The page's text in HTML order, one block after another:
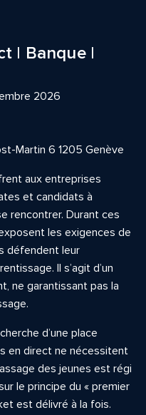
| Banque |
2026
Martin 6 1205 Genève
aux entreprises
et candidats à
rencontrer. Durant ces
les exigences de
défendent leur
Il s’agit d’un
ne garantissant pas la
d’une place
en direct ne nécessitent
des jeunes est régi
le principe du « premier
est délivré à la fois.